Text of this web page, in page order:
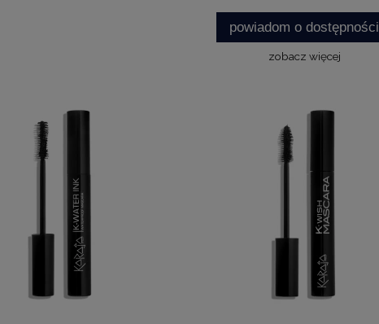
powiadom o dostępności
zobacz więcej